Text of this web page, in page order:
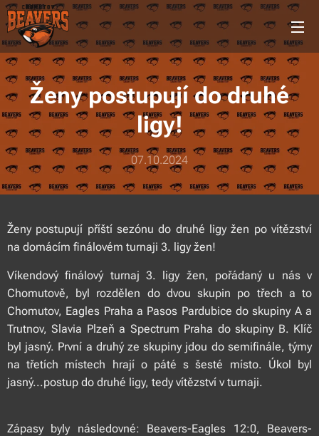
Ženy postupují do druhé
ligy!
07.10.2024
Ženy postupují příští sezónu do druhé ligy žen po vítězství
na domácím finálovém turnaji 3. ligy žen!
Víkendový finálový turnaj 3. ligy žen, pořádaný u nás v
Chomutově, byl rozdělen do dvou skupin po třech a to
Chomutov, Eagles Praha a Pasos Pardubice do skupiny A a
Trutnov, Slavia Plzeň a Spectrum Praha do skupiny B. Klíč
byl jasný. První a druhý ze skupiny jdou do semifinále, týmy
na třetích místech hrají o páté s šesté místo. Úkol byl
jasný...postup do druhé ligy, tedy vítězství v turnaji.
Zápasy byly následovné: Beavers-Eagles 12:0, Beavers-